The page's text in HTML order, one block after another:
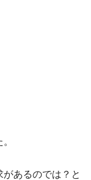
あるのでは？と